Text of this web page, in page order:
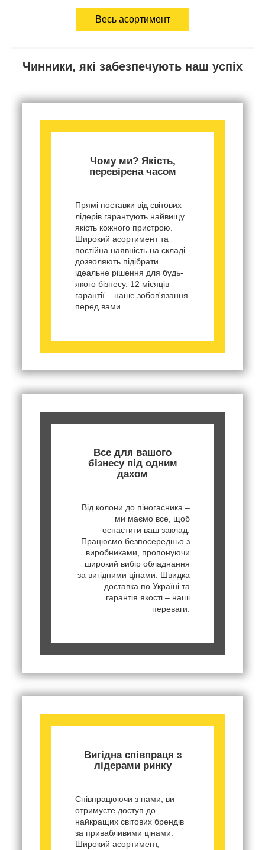
Весь асортимент
Чинники, які забезпечують наш успіх
Чому ми? Якість,
перевірена часом
Прямі поставки від світових
лідерів гарантують найвищу
якість кожного пристрою.
Широкий асортимент та
постійна наявність на складі
дозволяють підібрати
ідеальне рішення для будь-
якого бізнесу. 12 місяців
гарантії – наше зобов'язання
перед вами.
Все для вашого
бізнесу під одним
дахом
Від колони до піногасника –
ми маємо все, щоб
оснастити ваш заклад.
Працюємо безпосередньо з
виробниками, пропонуючи
широкий вибір обладнання
за вигідними цінами. Швидка
доставка по Україні та
гарантія якості – наші
переваги.
Вигідна співпраця з
лідерами ринку
Співпрацюючи з нами, ви
отримуєте доступ до
найкращих світових брендів
за привабливими цінами.
Широкий асортимент,